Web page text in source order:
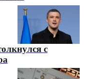
с